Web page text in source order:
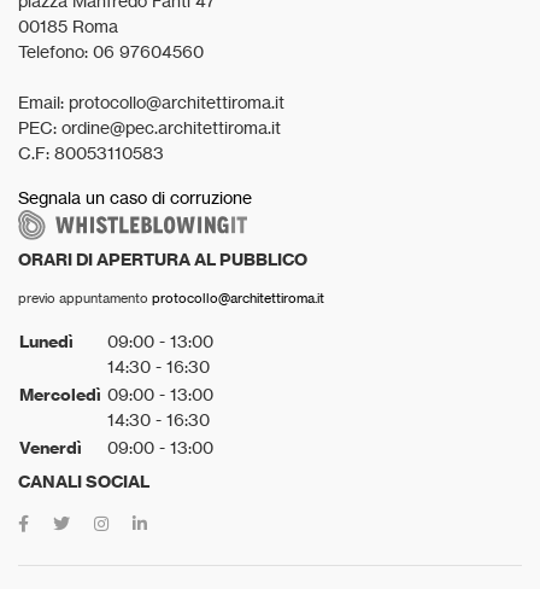
00185 Roma
Telefono: 06 97604560
Email: protocollo@architettiroma.it
PEC: ordine@pec.architettiroma.it
C.F: 80053110583
Segnala un caso di corruzione
ORARI DI APERTURA AL PUBBLICO
previo appuntamento protocollo@architettiroma.it
Lunedì
09:00 - 13:00
14:30 - 16:30
Mercoledì 09:00 - 13:00
14:30 - 16:30
Venerdì 09:00 - 13:00
CANALI SOCIAL